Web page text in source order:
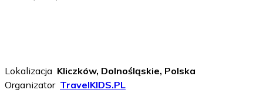
Lokalizacja Kliczków, Dolnośląskie, Polska
Organizator TravelKIDS.PL